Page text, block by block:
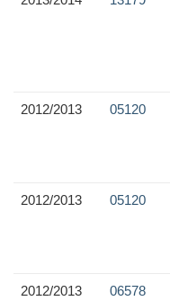
2012/2013 05120
2012/2013 05120
2012/2013 06578